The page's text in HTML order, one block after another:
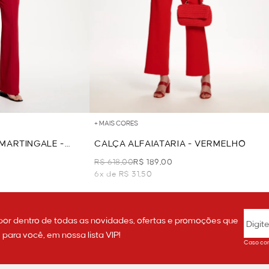
-
+ MAIS CORES
CALÇA ALFAIATARIA - VERMELHO
R$ 618,00R$ 189,00
6x de R$ 31,50
dentro de todas as novidades, ofertas e promoções que
você, em nossa lista VIP!
Caso